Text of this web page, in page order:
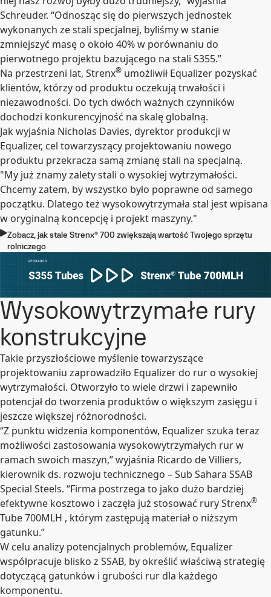
Schreuder. “Odnosząc się do pierwszych jednostek
wykonanych ze stali specjalnej, byliśmy w stanie
zmniejszyć masę o około 40% w porównaniu do
pierwotnego projektu bazującego na stali S355.”
Na przestrzeni lat, Strenx® umożliwił Equalizer pozyskać
klientów, którzy od produktu oczekują trwałości i
niezawodności. Do tych dwóch ważnych czynników
dochodzi konkurencyjność na skalę globalną.
Jak wyjaśnia Nicholas Davies, dyrektor produkcji w
Equalizer, cel towarzyszący projektowaniu nowego
produktu przekracza samą zmianę stali na specjalną.
"My już znamy zalety stali o wysokiej wytrzymałości.
Chcemy zatem, by wszystko było poprawne od samego
początku. Dlatego też wysokowytrzymała stal jest wpisana
w oryginalną koncepcję i projekt maszyny."
Zobacz, jak stale Strenx® 700 zwiększają wartość Twojego sprzętu
rolniczego
Wysokowytrzymałe rury
konstrukcyjne
Takie przyszłościowe myślenie towarzyszące
projektowaniu zaprowadziło Equalizer do rur o wysokiej
wytrzymałości. Otworzyło to wiele drzwi i zapewniło
potencjał do tworzenia produktów o większym zasięgu i
jeszcze większej różnorodności.
“Z punktu widzenia komponentów, Equalizer szuka teraz
możliwości zastosowania wysokowytrzymałych rur w
ramach swoich maszyn,” wyjaśnia Ricardo de Villiers,
kierownik ds. rozwoju technicznego – Sub Sahara SSAB
Special Steels. “Firma postrzega to jako dużo bardziej
efektywne kosztowo i zaczęła już stosować rury Strenx®
Tube 700MLH , którym zastępują materiał o niższym
gatunku.”
W celu analizy potencjalnych problemów, Equalizer
współpracuje blisko z SSAB, by określić właściwą strategię
dotyczącą gatunków i grubości rur dla każdego
komponentu.